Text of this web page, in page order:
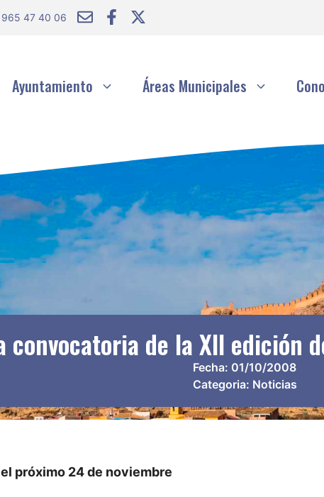
47 40 06
Ayuntamiento Áreas Municipales
convocatoria de la XII edición
Fecha: 01/10/2008
Categoria: Noticias
próximo 24 de noviembre